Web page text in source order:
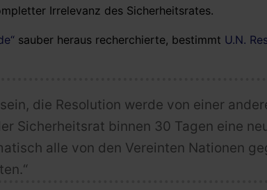
Irrelevanz des Sicherheitsrates.
sauber heraus recherchierte, bestimmt U.N.
die Resolution werde von einer
Sicherheitsrat binnen 30 Tagen eine
alle von den Vereinten Nationen